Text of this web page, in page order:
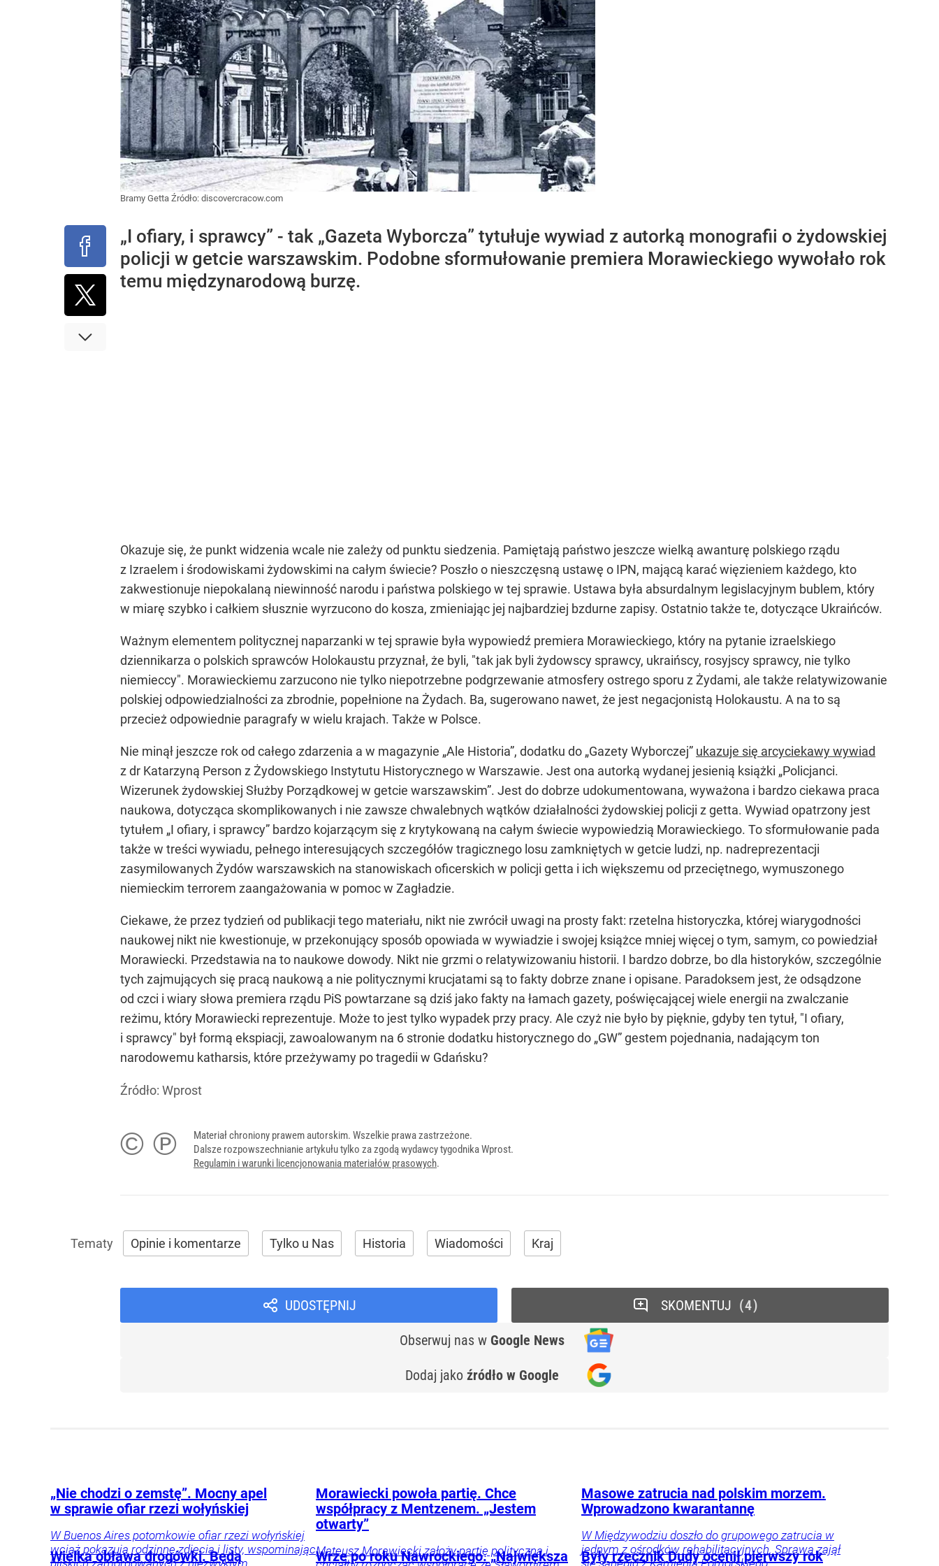
Bramy Getta Źródło: discovercracow.com
„I ofiary, i sprawcy” - tak „Gazeta Wyborcza” tytułuje wywiad z autorką monografii o żydowskiej
policji w getcie warszawskim. Podobne sformułowanie premiera Morawieckiego wywołało rok
temu międzynarodową burzę.
Okazuje się, że punkt widzenia wcale nie zależy od punktu siedzenia. Pamiętają państwo jeszcze wielką awanturę polskiego rządu
z Izraelem i środowiskami żydowskimi na całym świecie? Poszło o nieszczęsną ustawę o IPN, mającą karać więzieniem każdego, kto
zakwestionuje niepokalaną niewinność narodu i państwa polskiego w tej sprawie. Ustawa była absurdalnym legislacyjnym bublem, który
w miarę szybko i całkiem słusznie wyrzucono do kosza, zmieniając jej najbardziej bzdurne zapisy. Ostatnio także te, dotyczące Ukraińców.
Ważnym elementem politycznej naparzanki w tej sprawie była wypowiedź premiera Morawieckiego, który na pytanie izraelskiego
dziennikarza o polskich sprawców Holokaustu przyznał, że byli, "tak jak byli żydowscy sprawcy, ukraińscy, rosyjscy sprawcy, nie tylko
niemieccy". Morawieckiemu zarzucono nie tylko niepotrzebne podgrzewanie atmosfery ostrego sporu z Żydami, ale także relatywizowanie
polskiej odpowiedzialności za zbrodnie, popełnione na Żydach. Ba, sugerowano nawet, że jest negacjonistą Holokaustu. A na to są
przecież odpowiednie paragrafy w wielu krajach. Także w Polsce.
Nie minął jeszcze rok od całego zdarzenia a w magazynie „Ale Historia”, dodatku do „Gazety Wyborczej” ukazuje się arcyciekawy wywiad
z dr Katarzyną Person z Żydowskiego Instytutu Historycznego w Warszawie. Jest ona autorką wydanej jesienią książki „Policjanci.
Wizerunek żydowskiej Służby Porządkowej w getcie warszawskim”. Jest do dobrze udokumentowana, wyważona i bardzo ciekawa praca
naukowa, dotycząca skomplikowanych i nie zawsze chwalebnych wątków działalności żydowskiej policji z getta. Wywiad opatrzony jest
tytułem „I ofiary, i sprawcy” bardzo kojarzącym się z krytykowaną na całym świecie wypowiedzią Morawieckiego. To sformułowanie pada
także w treści wywiadu, pełnego interesujących szczegółów tragicznego losu zamkniętych w getcie ludzi, np. nadreprezentacji
zasymilowanych Żydów warszawskich na stanowiskach oficerskich w policji getta i ich większemu od przeciętnego, wymuszonego
niemieckim terrorem zaangażowania w pomoc w Zagładzie.
Ciekawe, że przez tydzień od publikacji tego materiału, nikt nie zwrócił uwagi na prosty fakt: rzetelna historyczka, której wiarygodności
naukowej nikt nie kwestionuje, w przekonujący sposób opowiada w wywiadzie i swojej książce mniej więcej o tym, samym, co powiedział
Morawiecki. Przedstawia na to naukowe dowody. Nikt nie grzmi o relatywizowaniu historii. I bardzo dobrze, bo dla historyków, szczególnie
tych zajmujących się pracą naukową a nie politycznymi krucjatami są to fakty dobrze znane i opisane. Paradoksem jest, że odsądzone
od czci i wiary słowa premiera rządu PiS powtarzane są dziś jako fakty na łamach gazety, poświęcającej wiele energii na zwalczanie
reżimu, który Morawiecki reprezentuje. Może to jest tylko wypadek przy pracy. Ale czyż nie było by pięknie, gdyby ten tytuł, "I ofiary,
i sprawcy" był formą ekspiacji, zawoalowanym na 6 stronie dodatku historycznego do „GW” gestem pojednania, nadającym ton
narodowemu katharsis, które przeżywamy po tragedii w Gdańsku?
Źródło: Wprost
© ℗
Materiał chroniony prawem autorskim. Wszelkie prawa zastrzeżone.
Dalsze rozpowszechnianie artykułu tylko za zgodą wydawcy tygodnika Wprost.
Regulamin i warunki licencjonowania materiałów prasowych.
Opinie i komentarze Tylko u Nas Historia Wiadomości Kraj
UDOSTĘPNIJ
Obserwuj nas w Google News
Dodaj jako źródło w Google
SKOMENTUJ 4
„Nie chodzi o zemstę”. Mocny apel
w sprawie ofiar rzezi wołyńskiej
W Buenos Aires potomkowie ofiar rzezi wołyńskiej
wciąż pokazują rodzinne zdjęcia i listy, wspominając
bliskich zamordowanych z niezwykłym
Morawiecki powoła partię. Chce
współpracy z Mentzenem. „Jestem
otwarty”
Mateusz Morawiecki założy partię polityczną i
Masowe zatrucia nad polskim morzem.
Wprowadzono kwarantannę
W Międzywodziu doszło do grupowego zatrucia w
jednym z ośrodków rehabilitacyjnych. Sprawą zajął
się sanepid z Kamienia Pomorskiego.
Wielka obława drogówki. Będą
Wrze po roku Nawrockiego. „Największa
Były rzecznik Dudy ocenił pierwszy rok